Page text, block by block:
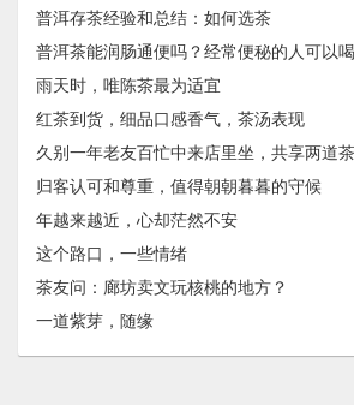
普洱存茶经验和总结：如何选茶
普洱茶能润肠通便吗？经常便秘的人可以
雨天时，唯陈茶最为适宜
红茶到货，细品口感香气，茶汤表现
久别一年老友百忙中来店里坐，共享两道茶
归客认可和尊重，值得朝朝暮暮的守候
年越来越近，心却茫然不安
这个路口，一些情绪
茶友问：廊坊卖文玩核桃的地方？
一道紫芽，随缘